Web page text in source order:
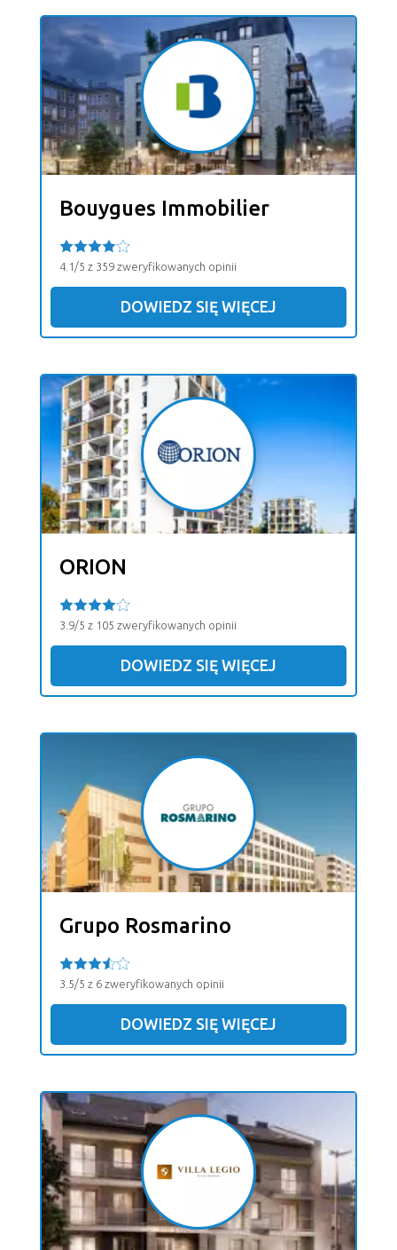
Bouygues Immobilier
4.1/5 z 359 zweryfikowanych opinii
DOWIEDZ SIĘ WIĘCEJ
ORION
3.9/5 z 105 zweryfikowanych opinii
DOWIEDZ SIĘ WIĘCEJ
Grupo Rosmarino
3.5/5 z 6 zweryfikowanych opinii
DOWIEDZ SIĘ WIĘCEJ